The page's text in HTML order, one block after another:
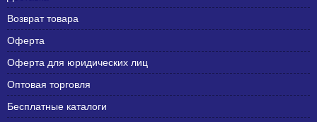
Возврат товара
Оферта
Оферта для юридических лиц
Оптовая торговля
Бесплатные каталоги